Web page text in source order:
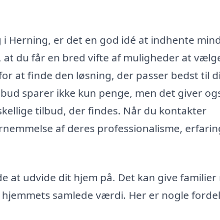
Herning, er det en god idé at indhente
du får en bred vifte af muligheder at
at finde den løsning, der passer bedst til
sparer ikke kun penge, men det giver
tilbud, der findes. Når du kontakter
af deres professionalisme,
at udvide dit hjem på. Det kan give familier
samlede værdi. Her er nogle